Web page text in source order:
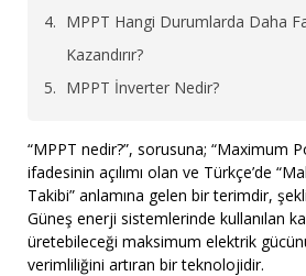
MPPT Hangi Durumlarda Daha
Kazandırır?
MPPT İnverter Nedir?
“MPPT nedir?”, sorusuna; “Maximum
ifadesinin açılımı olan ve Türkçe’de
Takibi” anlamına gelen bir terimdir,
Güneş enerji sistemlerinde kullanılan
üretebileceği maksimum elektrik
verimliliğini artıran bir teknolojidir.